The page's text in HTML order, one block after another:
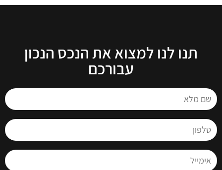
תנו לנו למצוא את הנכס הנכון
עבורכם